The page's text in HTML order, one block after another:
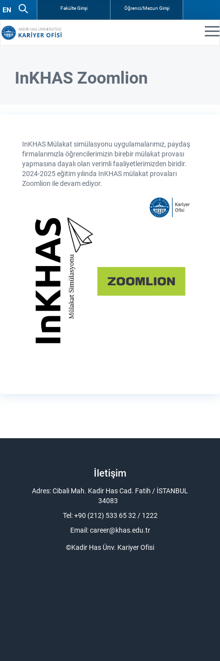
Fakülte Girişi Öğrenci/Mezun Girişi
InKHAS Zoomlion
InKHAS Mülakat simülasyonu uygulamalarımız, paydaş
firmalarımızla öğrencilerimizin birebir mülakat provası
yapmasına dayalı olan verimli faaliyetlerimizden biridir.
2024-2025 eğitim yılında InKHAS mülakat provaları
Zoomlion ile devam ediyor.
İletişim
Adres: Cibali Mah. Kadir Has Cad. Fatih / İSTANBUL
34083
Tel: +90 (212) 533 65 32 / 1222
Email:career@khas.edu.tr
©Kadir Has Ünv. Kariyer Ofisi